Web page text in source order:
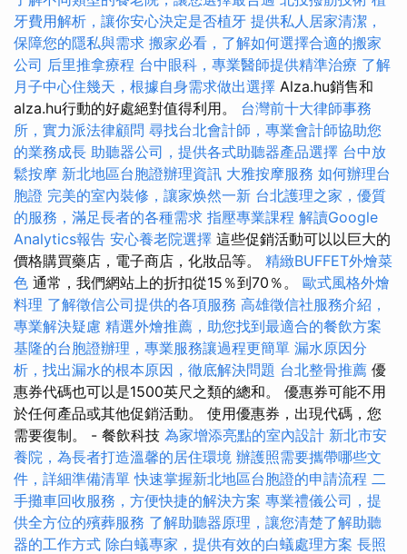
牙費用解析，讓你安心決定是否植牙 提供私人居家清潔，
保障您的隱私與需求 搬家必看，了解如何選擇合適的搬家
公司 后里推拿療程 台中眼科，專業醫師提供精準治療 了解
月子中心住幾天，根據自身需求做出選擇 Alza.hu銷售和
alza.hu行動的好處絕對值得利用。 台灣前十大律師事務
所，實力派法律顧問 尋找台北會計師，專業會計師協助您
的業務成長 助聽器公司，提供各式助聽器產品選擇 台中放
鬆按摩 新北地區台胞證辦理資訊 大雅按摩服務 如何辦理台
胞證 完美的室內裝修，讓家焕然一新 台北護理之家，優質
的服務，滿足長者的各種需求 指壓專業課程 解讀Google
Analytics報告 安心養老院選擇 這些促銷活動可以以巨大的
價格購買藥店，電子商店，化妝品等。 精緻BUFFET外燴菜
色 通常，我們網站上的折扣從15％到70％。 歐式風格外燴
料理 了解徵信公司提供的各項服務 高雄徵信社服務介紹，
專業解決疑慮 精選外燴推薦，助您找到最適合的餐飲方案
基隆的台胞證辦理，專業服務讓過程更簡單 漏水原因分
析，找出漏水的根本原因，徹底解決問題 台北整骨推薦 優
惠券代碼也可以是1500英尺之類的總和。 優惠券可能不用
於任何產品或其他促銷活動。 使用優惠券，出現代碼，您
需要復制。 - 餐飲科技 為家增添亮點的室內設計 新北市安
養院，為長者打造溫馨的居住環境 辦護照需要攜帶哪些文
件，詳細準備清單 快速掌握新北地區台胞證的申請流程 二
手攤車回收服務，方便快捷的解決方案 專業禮儀公司，提
供全方位的殯葬服務 了解助聽器原理，讓您清楚了解助聽
器的工作方式 除白蟻專家，提供有效的白蟻處理方案 長照